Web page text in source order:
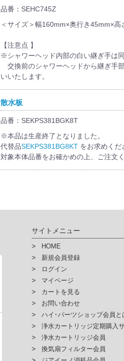
品番：SEHC745Z
＜サイズ＞幅160mm×奥行き45mm×高
【注意点 】
※シャワーヘッド内部の白い継ぎ手は
交換前のシャワーヘッドから継ぎ手
いいたします。
散水板
品番：SEKPS381BGK8T
※本品は生産終了となりました。
代替品SEKPS381BG8KTをお求めくだ
対象本体品番をお確かめの上、ご注文く
サイトメニュー
HOME
新規会員登録
ログイン
マイページ
カートを見る
お問い合わせ
ハイ･パーツショップ会員と
浄水カートリッジ定期購入
浄水カートリッジ会員
換気扇フィルター会員